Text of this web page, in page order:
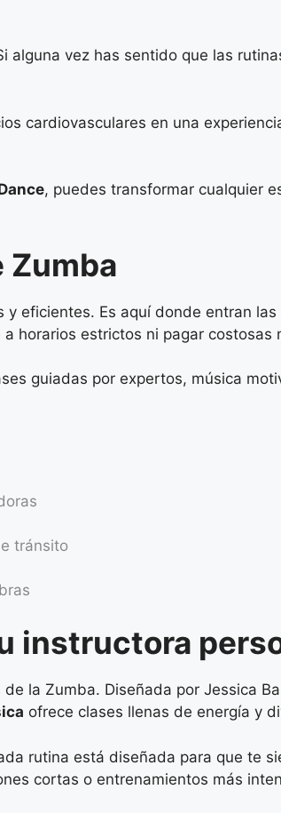
vez has sentido que las
cardiovasculares en una
, puedes transformar cualquier
Zumba
eficientes. Es aquí donde entran
horarios estrictos ni pagar costosas
guiadas por expertos, música
tránsito
instructora
la Zumba. Diseñada por Jessica
ofrece clases llenas de energía y
rutina está diseñada para que te
cortas o entrenamientos más